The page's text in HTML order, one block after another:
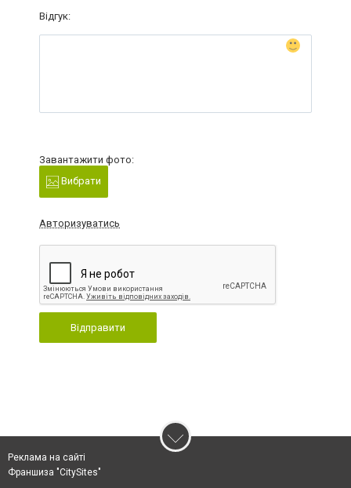
Відгук:
Завантажити фото:
Вибрати
Авторизуватись
Відправити
Реклама на сайті
Франшиза "CitySites"